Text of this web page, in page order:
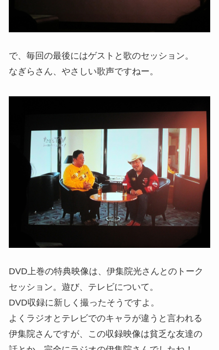
で、毎回の最後にはゲストと歌のセッション。
なぎらさん、やさしい歌声ですねー。
DVD上巻の特典映像は、伊集院光さんとのトーク
セッション。遊び、テレビについて。
DVD収録に新しく撮ったそうですよ。
よくラジオとテレビでのキャラが違うと言われる
伊集院さんですが、この収録映像は貧乏な友達の